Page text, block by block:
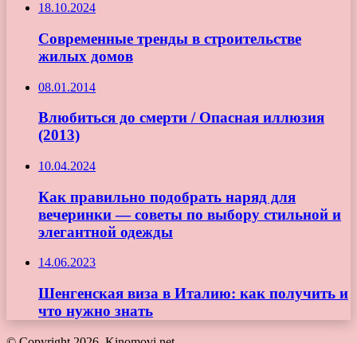
18.10.2024
Современные тренды в строительстве
жилых домов
08.01.2014
Влюбиться до смерти / Опасная иллюзия
(2013)
10.04.2024
Как правильно подобрать наряд для
вечеринки — советы по выбору стильной и
элегантной одежды
14.06.2023
Шенгенская виза в Италию: как получить и
что нужно знать